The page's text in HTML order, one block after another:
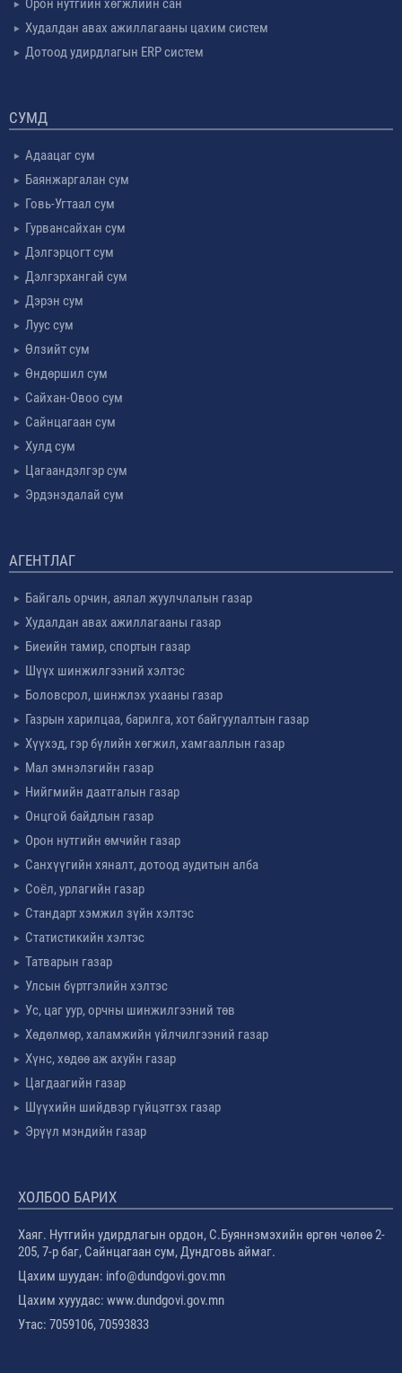
Орон нутгийн хөгжлийн сан
Худалдан авах ажиллагааны цахим систем
Дотоод удирдлагын ERP систем
СУМД
Адаацаг сум
Баянжаргалан сум
Говь-Угтаал сум
Гурвансайхан сум
Дэлгэрцогт сум
Дэлгэрхангай сум
Дэрэн сум
Луус сум
Өлзийт сум
Өндөршил сум
Сайхан-Овоо сум
Сайнцагаан сум
Хулд сум
Цагаандэлгэр сум
Эрдэнэдалай сум
АГЕНТЛАГ
Байгаль орчин, аялал жуулчлалын газар
Худалдан авах ажиллагааны газар
Биеийн тамир, спортын газар
Шүүх шинжилгээний хэлтэс
Боловсрол, шинжлэх ухааны газар
Газрын харилцаа, барилга, хот байгуулалтын газар
Хүүхэд, гэр бүлийн хөгжил, хамгааллын газар
Мал эмнэлэгийн газар
Нийгмийн даатгалын газар
Онцгой байдлын газар
Орон нутгийн өмчийн газар
Санхүүгийн хяналт, дотоод аудитын алба
Соёл, урлагийн газар
Стандарт хэмжил зүйн хэлтэс
Статистикийн хэлтэс
Татварын газар
Улсын бүртгэлийн хэлтэс
Ус, цаг уур, орчны шинжилгээний төв
Хөдөлмөр, халамжийн үйлчилгээний газар
Хүнс, хөдөө аж ахуйн газар
Цагдаагийн газар
Шүүхийн шийдвэр гүйцэтгэх газар
Эрүүл мэндийн газар
ХОЛБОО БАРИХ
Хаяг. Нутгийн удирдлагын ордон, С.Буяннэмэхийн өргөн чөлөө 2-
205, 7-р баг, Сайнцагаан сум, Дундговь аймаг.
Цахим шуудан: info@dundgovi.gov.mn
Цахим хууудас: www.dundgovi.gov.mn
Утас: 7059106, 70593833